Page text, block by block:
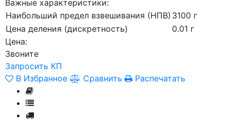
Важные характеристики:
Наибольший предел взвешивания (НПВ) 3100 г
Цена деления (дискретность)
0.01 г
Цена:
Звоните
Запросить КП
В Избранное
Сравнить Распечатать